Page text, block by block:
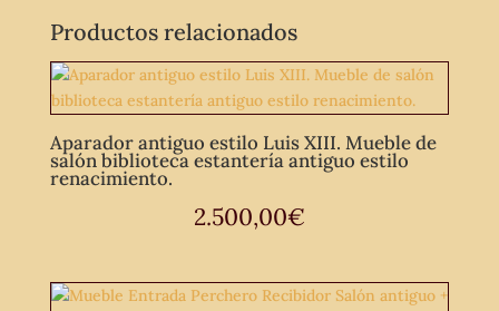
Productos relacionados
Aparador antiguo estilo Luis XIII. Mueble de
salón biblioteca estantería antiguo estilo
renacimiento.
2.500,00€